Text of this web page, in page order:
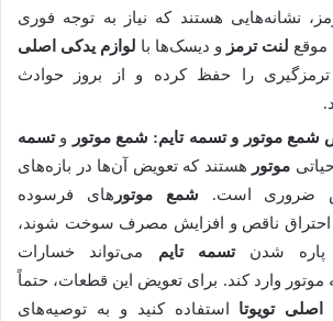
نشانه‌هایی هستند که نیاز به توجه فوری
موقع لنت ترمز و دیسک‌ها با لوازم یدکی اصلی
ترمزگیری را حفظ کرده و از بروز حوادث
شمع موتور وتسمه تایم: شمع موتور وتسمه
موتور هستند که تعویض آن‌ها در بازه‌های
ضروری است. شمع موتور های فرسوده
احتراق ناقص و افزایش مصرف سوخت شوند،
پاره شدنتسمه تایم می‌تواند خسارات
موتور وارد کند. برای تعویض این قطعات، حتماً
تویوتا استفاده کنید و به توصیه‌های